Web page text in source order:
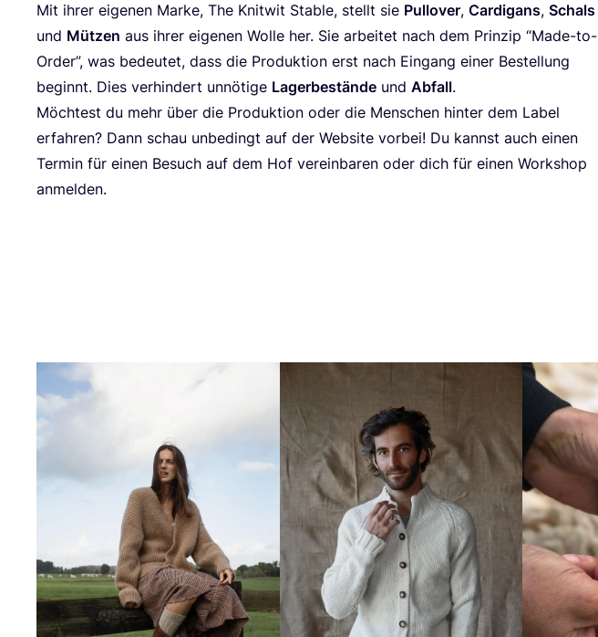
Mit ihrer eige­nen Mar­ke, The Knit­wit Sta­ble, stellt sie Pull­over, Car­di­gans, Schals
und Müt­zen aus ihrer eige­nen Wol­le her. Sie arbei­tet nach dem Prin­zip “Made-to-
Order”, was bedeu­tet, dass die Pro­duk­ti­on erst nach Ein­gang einer Bestel­lung
beginnt. Dies ver­hin­dert unnö­ti­ge Lager­be­stän­de und Abfall.
Möch­test du mehr über die Pro­duk­ti­on oder die Men­schen hin­ter dem Label
erfah­ren? Dann schau unbe­dingt auf der Web­site vor­bei! Du kannst auch einen
Ter­min für einen Besuch auf dem Hof ver­ein­ba­ren oder dich für einen Work­shop
anmelden.